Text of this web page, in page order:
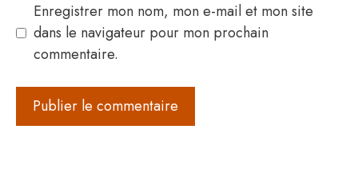
Enregistrer mon nom, mon e-mail et mon site
dans le navigateur pour mon prochain
commentaire.